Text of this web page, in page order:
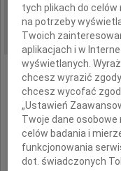
REGION:
DATA EMISJI:
tych plikach do
na potrzeby
Twoich
aplikacjach i w
wyświetlanych.
chcesz wyrazić
chcesz wycofać
„Ustawień
Twoje dane
celów badania i
funkcjonowania
dot. świadczonych